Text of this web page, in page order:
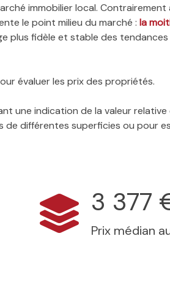
immobilier local. Contrairement
le point milieu du marché : la
plus fidèle et stable des
évaluer les prix des propriétés.
une indication de la valeur
différentes superficies ou pour
3 377
Prix médian